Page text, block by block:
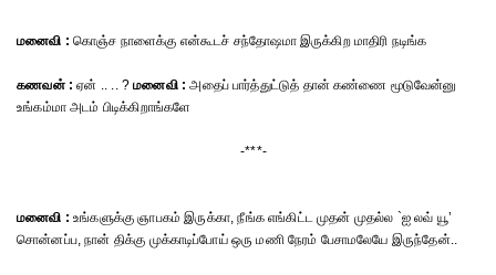
மனைவி : கொஞ்ச நாளைக்கு என்கூடச் சந்தோஷமா இருக்கிற மாதிரி நடிங்க
கணவன் : ஏன் .. .. ?மனைவி : அதைப் பார்த்துட்டுத் தான் கண்ணை மூடுவேன்னு
உங்கம்மா அடம் பிடிக்கிறாங்களே
-***-
மனைவி : உங்களுக்கு ஞாபகம் இருக்கா, நீங்க எங்கிட்ட முதன் முதல்ல `ஐ லவ் யூ’
சொன்னப்ப, நான் திக்கு முக்காடிப்போய் ஒரு மணி நேரம் பேசாமலேயே இருந்தேன்..